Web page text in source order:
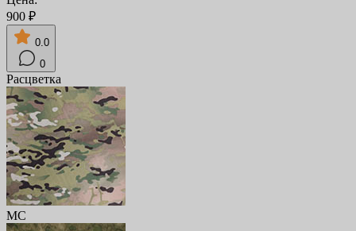
900 ₽
0.0
0
Расцветка
MC